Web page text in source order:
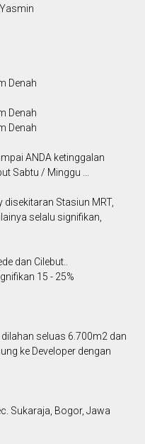
Denah
Denah
Denah
ANDA ketinggalan
Sabtu / Minggu ...
Stasiun MRT,
selalu signifikan,
dan Cilebut..
15 - 25%
seluas 6.700m2 dan
ke Developer dengan
Sukaraja, Bogor, Jawa